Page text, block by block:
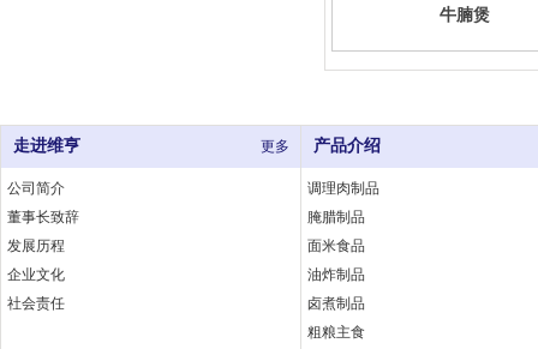
牛腩煲
走进维亨 更多
公司简介
董事长致辞
发展历程
企业文化
社会责任
产品介绍
调理肉制品
腌腊制品
面米食品
油炸制品
卤煮制品
粗粮主食